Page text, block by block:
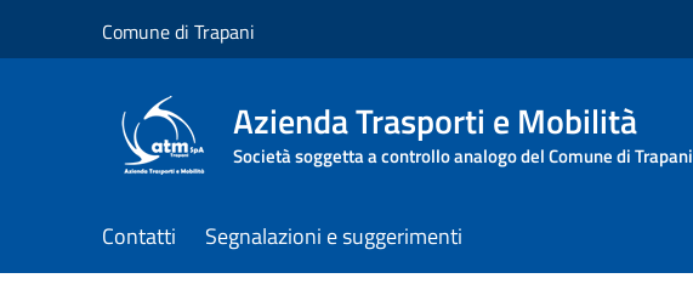
Comune di Trapani
Azienda Trasporti e Mobilità
Società soggetta a controllo analogo del Comune di Trapani
Contatti Segnalazioni e suggerimenti